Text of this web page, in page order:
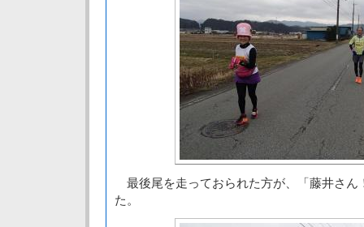
最後尾を走っておられた方が、「藤井さん
た。